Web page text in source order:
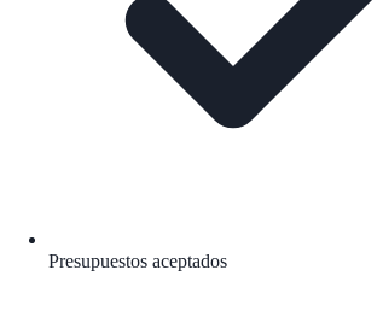
Presupuestos aceptados